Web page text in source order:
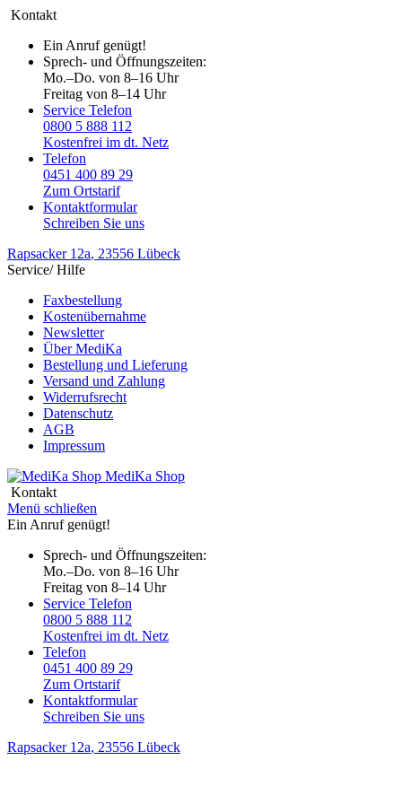
Kontakt
Ein Anruf genügt!
Sprech- und Öffnungszeiten:
Mo.–Do. von 8–16 Uhr
Freitag von 8–14 Uhr
Service Telefon
0800 5 888 112
Kostenfrei im dt. Netz
Telefon
0451 400 89 29
Zum Ortstarif
Kontaktformular
Schreiben Sie uns
Rapsacker 12a, 23556 Lübeck
Service/ Hilfe
Faxbestellung
Kostenübernahme
Newsletter
Über MediKa
Bestellung und Lieferung
Versand und Zahlung
Widerrufsrecht
Datenschutz
AGB
Impressum
MediKa Shop
Kontakt
Menü schließen
Ein Anruf genügt!
Sprech- und Öffnungszeiten:
Mo.–Do. von 8–16 Uhr
Freitag von 8–14 Uhr
Service Telefon
0800 5 888 112
Kostenfrei im dt. Netz
Telefon
0451 400 89 29
Zum Ortstarif
Kontaktformular
Schreiben Sie uns
Rapsacker 12a, 23556 Lübeck